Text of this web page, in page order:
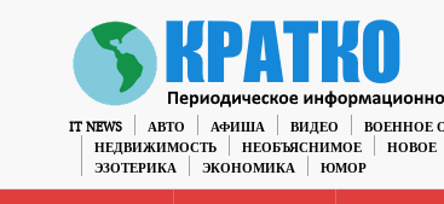
IT NEWS АВТО АФИША ВИДЕО ВОЕННОЕ
НЕДВИЖИМОСТЬ
НЕОБЪЯСНИМОЕ НОВОЕ
ЭЗОТЕРИКА
ЭКОНОМИКА ЮМОР